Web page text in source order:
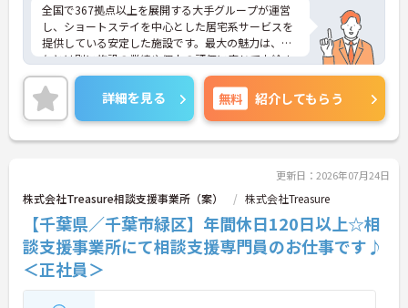
全国で367拠点以上を展開する大手グループが運営
し、ショートステイを中心とした居宅系サービスを
提供している安定した施設です。最大の魅力は、賞
与とは別に施設の業績や個人の評価に応じて支給さ
れる独自の特別報酬制度です。日々の頑張りやチー
ムへの貢献が直接収入に反映される非常にやりがい
のある環境が整っています。また、毎朝の情報共有
ミーティングを通じてスタッフ同士の連携が強化さ
れており、平均勤続年数7.2年という高い定着率を実
間内に研修を受講できるなど教育体制も充実してい
るため、介護職からケアマネジャーや管理職への着
実なステップアップが期待できます。定年65歳・再
雇用70歳までの継続雇用制度も完備されており、ご
自身らしさを大切にしながら大手ならではの安定基
盤のもとで末永くご活躍いただけます。
★おすすめPOINT★
【特別報酬制度で、収入アップが期待できます 】
詳細を見る 無料 紹介してもらう
更新日：2026年07月24日
株式会社Treasure相談支援事業所（案） 株式会社Treasure
【千葉県／千葉市緑区】年間休日120日以上☆相
談支援事業所にて相談支援専門員のお仕事です♪
＜正社員＞